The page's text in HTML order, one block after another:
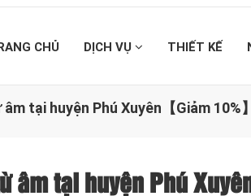
CHỦ DỊCH VỤ THIẾT KẾ
tại huyện Phú Xuyên【Giảm 10%】
âm tại huyện Phú